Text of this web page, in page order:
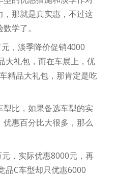
那就是真实惠，不过这
学了。
，淡季降价促销4000
大礼包，而在车展上，优
精品大礼包，那肯定是吃
比，如果备选车型的实
惠百分比大很多，那么
，实际优惠8000元，再
品C车型却只优惠6000